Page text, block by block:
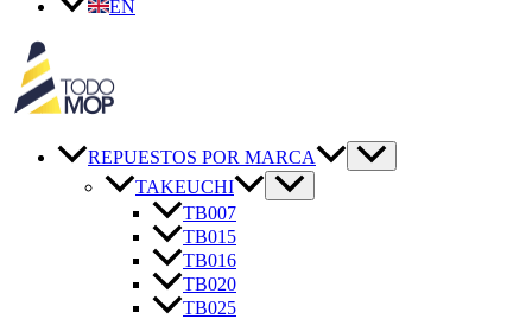
EN
REPUESTOS POR MARCA
TAKEUCHI
TB007
TB015
TB016
TB020
TB025